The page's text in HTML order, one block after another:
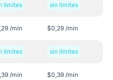
límites sin límites
/min $0,29 /min
límites sin límites
/min $0,39 /min